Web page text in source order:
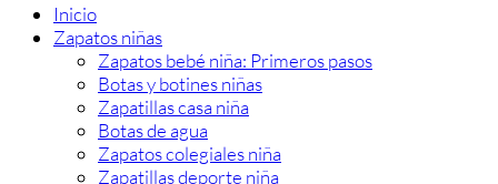
Inicio
Zapatos niñas
Zapatos bebé niña: Primeros pasos
Botas y botines niñas
Zapatillas casa niña
Botas de agua
Zapatos colegiales niña
Zapatillas deporte niña